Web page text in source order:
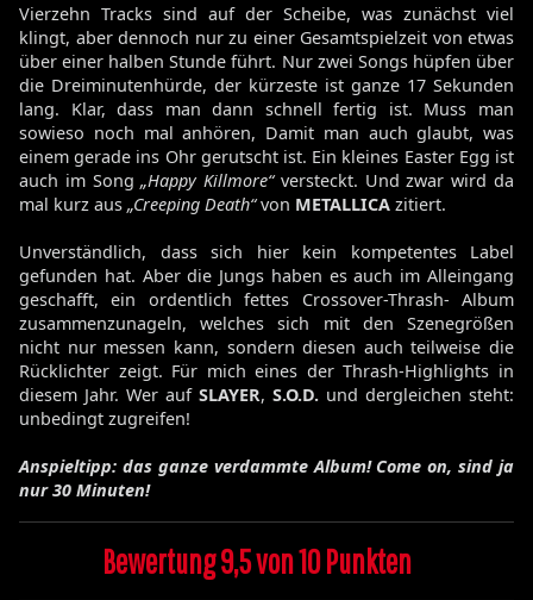
Vierzehn Tracks sind auf der Scheibe, was zunächst viel
klingt, aber dennoch nur zu einer Gesamtspielzeit von etwas
über einer halben Stunde führt. Nur zwei Songs hüpfen über
die Dreiminutenhürde, der kürzeste ist ganze 17 Sekunden
lang. Klar, dass man dann schnell fertig ist. Muss man
sowieso noch mal anhören, Damit man auch glaubt, was
einem gerade ins Ohr gerutscht ist. Ein kleines Easter Egg ist
auch im Song„Happy Killmore“versteckt. Und zwar wird da
mal kurz aus „Creeping Death“von METALLICA zitiert.
Unverständlich, dass sich hier kein kompetentes Label
gefunden hat. Aber die Jungs haben es auch im Alleingang
geschafft, ein ordentlich fettes Crossover-Thrash- Album
zusammenzunageln, welches sich mit den Szenegrößen
nicht nur messen kann, sondern diesen auch teilweise die
Rücklichter zeigt. Für mich eines der Thrash-Highlights in
diesem Jahr. Wer auf SLAYER, S.O.D. und dergleichen steht:
unbedingt zugreifen!
Anspieltipp: das ganze verdammte Album! Come on, sind ja
nur 30 Minuten!
Bewertung 9,5 von 10 Punkten